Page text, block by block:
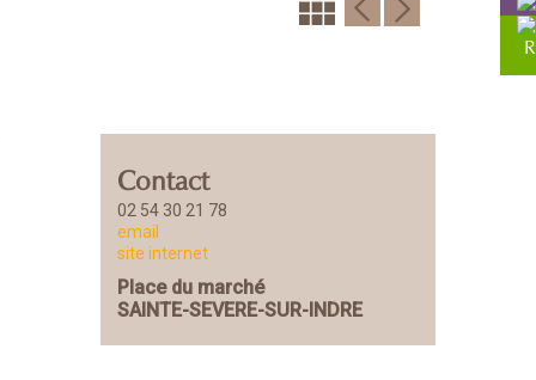
Contact
02 54 30 21 78
email
site internet
Place du marché
SAINTE-SEVERE-SUR-INDRE